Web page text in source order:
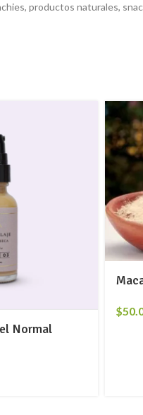
,productos naturales,
Normal
$